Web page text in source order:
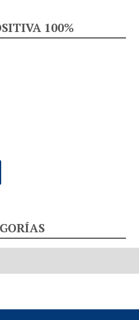
100%